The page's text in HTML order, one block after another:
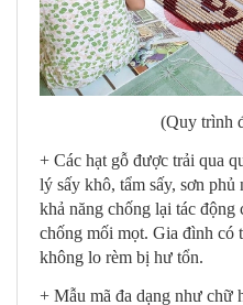
(Quy trình
+ Các hạt gỗ được trải qua
lý sấy khô, tẩm sấy, sơn phủ
khả năng chống lại tác động
chống mối mọt. Gia đình có
không lo rèm bị hư tổn.
+ Mẫu mã đa dạng như chữ